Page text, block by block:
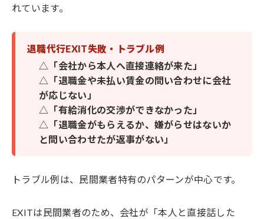
れています。
退職代行EXIT失敗・トラブル例
△ 「会社から本人へ直接連絡が来た」
△ 「退職金や未払い賃金の問い合わせに会社
が応じない」
△ 「有給消化の交渉ができなかった」
△ 「退職金がもらえるか、嫌がらせはないか
と問い合わせたが返事がない」
トラブル例は、民間業者特有のパターンが中心です。
EXITは民間業者のため、会社が「本人と直接話した